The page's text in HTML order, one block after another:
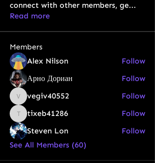
connect with other members, ge...
Read more
Members
Alex Nilson
Follow
Арно Дориан
Follow
vegiv40552
vegiv40552 Follow
tixeb41286
tixeb41286
Follow
Steven Lon
Follow
See All Members (60)